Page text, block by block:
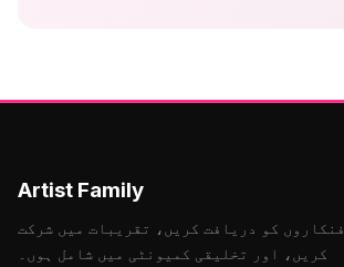
Artist Family
فنکاروں کو دریافت کریں، تقریبات میں شرکت
کریں، اور تخلیقی کمیونٹی میں شامل ہوں۔